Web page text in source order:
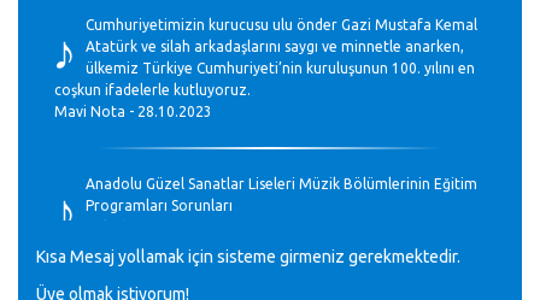
♪
Cumhuriyetimizin kurucusu ulu önder Gazi Mustafa Kemal
Atatürk ve silah arkadaşlarını saygı ve minnetle anarken,
ülkemiz Türkiye Cumhuriyeti’nin kuruluşunun 100. yılını en
coşkun ifadelerle kutluyoruz.
Mavi Nota - 28.10.2023
♪
Anadolu Güzel Sanatlar Liseleri Müzik Bölümlerinin Eğitim
Programları Sorunları
Kısa Mesaj yollamak için sisteme girmeniz gerekmektedir.
Üye olmak istiyorum!